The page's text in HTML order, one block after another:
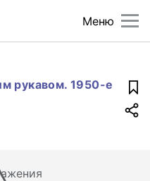
Меню
рукавом. 1950-е